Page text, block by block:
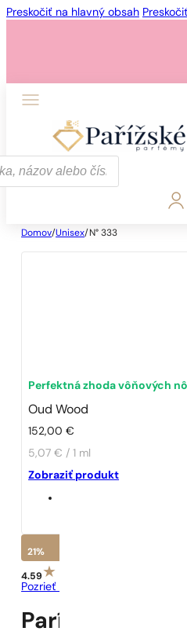
Preskočiť na hlavný obsah
Domov/Unisex/ N° 333
Perfektná zhoda vôňových
Oud Wood
152,00€
5,07 € / 1 ml
Zobraziť produkt
21%
4.59
Pozrieť recenzie
Parížske